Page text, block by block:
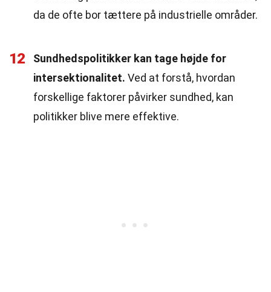
da de ofte bor tættere på industrielle områder.
12
Sundhedspolitikker kan tage højde for
intersektionalitet. Ved at forstå, hvordan
forskellige faktorer påvirker sundhed, kan
politikker blive mere effektive.